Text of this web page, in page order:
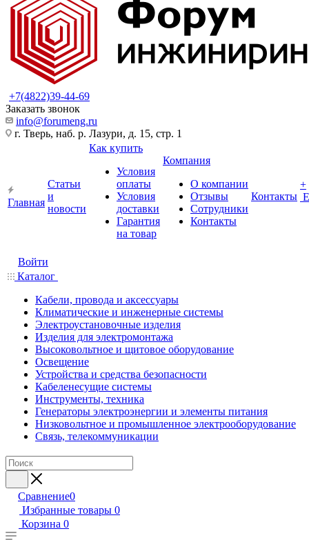
+7(4822)39-44-69
Заказать звонок
info@forumeng.ru
г. Тверь, наб. р. Лазури, д. 15, стр. 1
Главная
Статьи
и
новости
Как купить
Условия
оплаты
Условия
доставки
Гарантия
на товар
Компания
О компании
Отзывы
Сотрудники
Контакты
Контакты
+
Войти
Каталог
Кабели, провода и аксессуары
Климатические и инженерные системы
Электроустановочные изделия
Изделия для электромонтажа
Высоковольтное и щитовое оборудование
Освещение
Устройства и средства безопасности
Кабеленесущие системы
Инструменты, техника
Генераторы электроэнергии и элементы питания
Низковольтное и промышленное электрооборудование
Связь, телекоммуникации
Сравнение0
Избранные товары 0
Корзина 0